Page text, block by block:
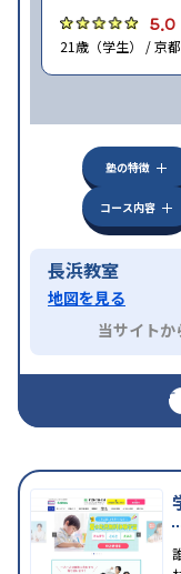
5.0
21歳（学生） / 京
塾の特徴
コース内容
長浜教室
地図を見る
当サイト